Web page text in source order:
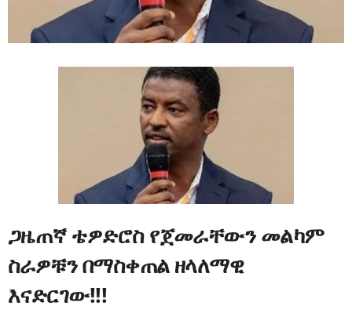
ጋዜጠኛ ቴዎድሮስ የጀመራቸውን መልካም
ስራዎቹን በማስቀጠል ዘላለማዊ
እናድርገው!!!